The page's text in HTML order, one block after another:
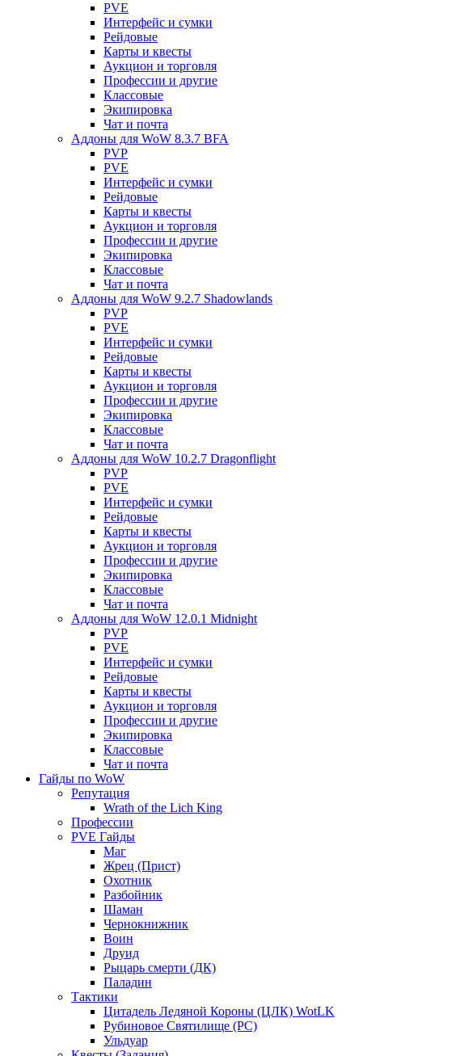
PVE
Интерфейс и сумки
Рейдовые
Карты и квесты
Аукцион и торговля
Профессии и другие
Классовые
Экипировка
Чат и почта
Аддоны для WoW 8.3.7 BFA
PVP
PVE
Интерфейс и сумки
Рейдовые
Карты и квесты
Аукцион и торговля
Профессии и другие
Экипировка
Классовые
Чат и почта
Аддоны для WoW 9.2.7 Shadowlands
PVP
PVE
Интерфейс и сумки
Рейдовые
Карты и квесты
Аукцион и торговля
Профессии и другие
Экипировка
Классовые
Чат и почта
Аддоны для WoW 10.2.7 Dragonflight
PVP
PVE
Интерфейс и сумки
Рейдовые
Карты и квесты
Аукцион и торговля
Профессии и другие
Экипировка
Классовые
Чат и почта
Аддоны для WoW 12.0.1 Midnight
PVP
PVE
Интерфейс и сумки
Рейдовые
Карты и квесты
Аукцион и торговля
Профессии и другие
Экипировка
Классовые
Чат и почта
Гайды по WoW
Репутация
Wrath of the Lich King
Профессии
PVE Гайды
Маг
Жрец (Прист)
Охотник
Разбойник
Шаман
Чернокнижник
Воин
Друид
Рыцарь смерти (ДК)
Паладин
Тактики
Цитадель Ледяной Короны (ЦЛК) WotLK
Рубиновое Святилище (РС)
Ульдуар